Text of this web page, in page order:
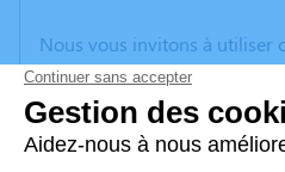
Nous vous invitons à utiliser
vos condoléances, partager
anecdote ou exprimer vos
poèmes ou des textes. Cet
d'expression dédié à